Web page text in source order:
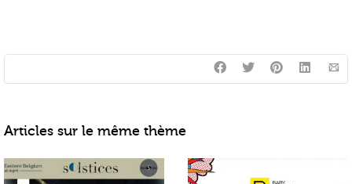
Articles sur le même thème